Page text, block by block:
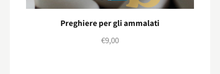
Preghiere per gli ammalati
€9,00